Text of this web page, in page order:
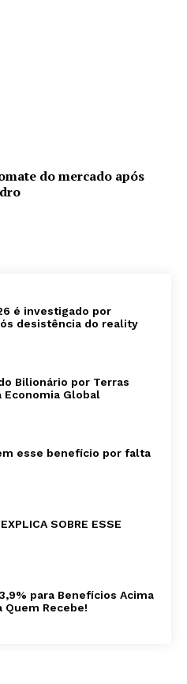
do mercado após
é investigado por
desistência do reality
Bilionário por Terras
Economia Global
esse benefício por falta
SOBRE ESSE
para Benefícios Acima
Quem Recebe!